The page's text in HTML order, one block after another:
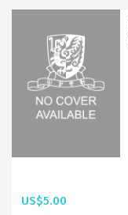
US$5.00